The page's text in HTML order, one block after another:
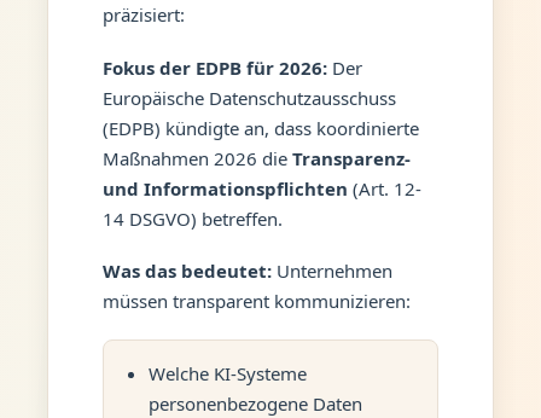
präzisiert:
Fokus der EDPB für 2026:Der
Europäische Datenschutzausschuss
(EDPB) kündigte an, dass koordinierte
Maßnahmen 2026 die Transparenz-
und Informationspflichten (Art. 12-
14 DSGVO) betreffen.
Was das bedeutet:Unternehmen
müssen transparent kommunizieren:
Welche KI-Systeme
personenbezogene Daten